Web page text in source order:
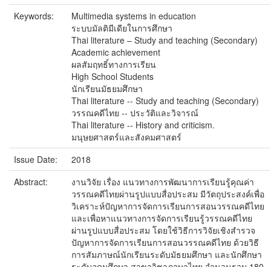
Keywords:
Multimedia systems in education
ระบบมัลติมีเดียในการศึกษา
Thai literature – Study and teaching (Secondary)
Academic achievement
ผลสัมฤทธิ์ทางการเรียน
High School Students
นักเรียนมัธยมศึกษา
Thai literature -- Study and teaching (Secondary)
วรรณคดีไทย -- ประวัติและวิจารณ์
Thai literature -- History and criticism.
มนุษยศาสตร์และสังคมศาสตร์
Issue Date:
2018
Abstract:
งานวิจัย เรื่อง แนวทางการพัฒนาการเรียนรู้คุณค่า
วรรณคดีไทยผ่านรูปแบบสื่อประสม มีวัตถุประสงค์เพื่อ
วิเคราะห์ปัญหาการจัดการเรียนการสอนวรรณคดีไทย
และเพื่อหาแนวทางการจัดการเรียนรู้วรรณคดีไทย
ผ่านรูปแบบสื่อประสม โดยใช้วิธีการวิจัยเชิงสำรวจ
ปัญหาการจัดการเรียนการสอนวรรณคดีไทย ด้วยวิธี
การสัมภาษณ์นักเรียนระดับมัธยมศึกษา และนักศึกษา